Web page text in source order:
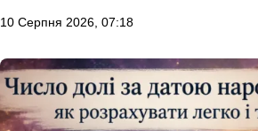
10 Серпня 2026, 07:18